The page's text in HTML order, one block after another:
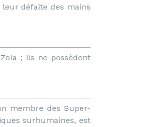
défaite des mains
; ils ne possèdent
membre des Super-
surhumaines, est